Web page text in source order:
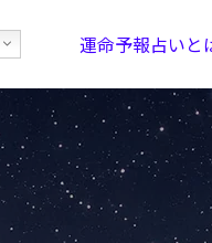
運命予報占いと